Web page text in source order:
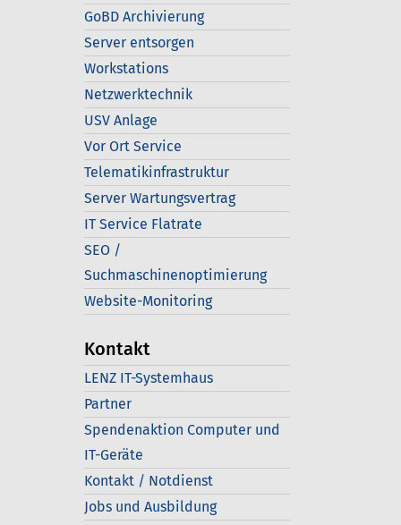
GoBD Archivierung
Server entsorgen
Workstations
Netzwerktechnik
USV Anlage
Vor Ort Service
Telematikinfrastruktur
Server Wartungsvertrag
IT Service Flatrate
SEO /
Suchmaschinenoptimierung
Website-Monitoring
Kontakt
LENZ IT-Systemhaus
Partner
Spendenaktion Computer und
IT-Geräte
Kontakt / Notdienst
Jobs und Ausbildung